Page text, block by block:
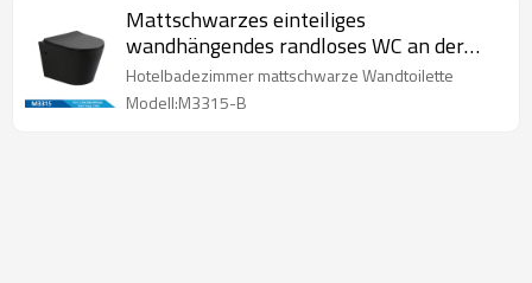
Mattschwarzes einteiliges
wandhängendes randloses WC an der
Wand für Badezimmer
Hotelbadezimmer mattschwarze Wandtoilette
Modell:M3315-B